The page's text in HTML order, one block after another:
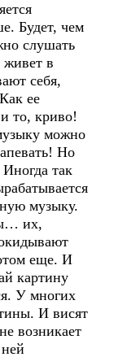
Будет, чем
слушать
живет в
себя,
ее
то, криво!
можно
Но
так
музыку.
их,
еще. И
картину
У многих
И висят
возникает